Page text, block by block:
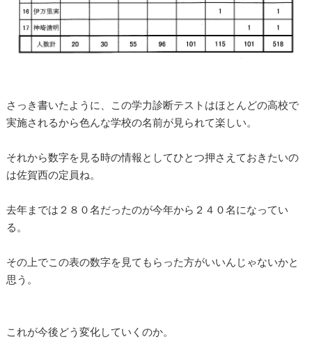
さっき書いたように、この学力診断テストはほとんどの高校で
実施されるから色んな学校の名前が見られて楽しい。
それから数字を見る時の情報としてひとつ押さえておきたいの
は佐賀西の定員ね。
去年までは２８０名だったのが今年から２４０名になってい
る。
その上でこの表の数字を見てもらった方がいいんじゃないかと
思う。
これが今後どう変化していくのか。